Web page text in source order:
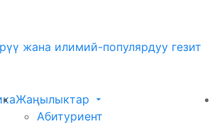
жана илимий-популярдуу гезит
Жаңылыктар
Абитуриент